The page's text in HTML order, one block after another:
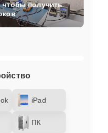
iPad
ПК
чтобы получить